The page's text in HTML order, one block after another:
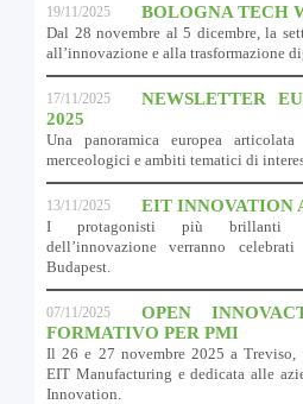
19/11/2025 BOLOGNA TECH
Dal 28 novembre al 5 dicembre, la
all’innovazione e alla trasformazione
17/11/2025
NEWSLETTER
2025
Una panoramica europea
merceologici e ambiti tematici di
13/11/2025 EIT INNOVATION
I protagonisti più brillanti
dell’innovazione verranno
Budapest.
07/11/2025
OPEN
FORMATIVO PER PMI
Il 26 e 27 novembre 2025 a Treviso,
EIT Manufacturing e dedicata alle
Innovation.